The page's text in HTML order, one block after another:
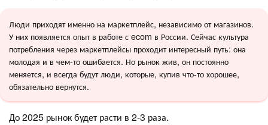
Люди приходят именно на маркетплейс, независимо от магазинов.
У них появляется опыт в работе с ecom в России. Сейчас культура
потребления через маркетплейсы проходит интересный путь: она
молодая и в чем-то ошибается. Но рынок жив, он постоянно
меняется, и всегда будут люди, которые, купив что-то хорошее,
обязательно вернутся.
До 2025 рынок будет расти в 2-3 раза.